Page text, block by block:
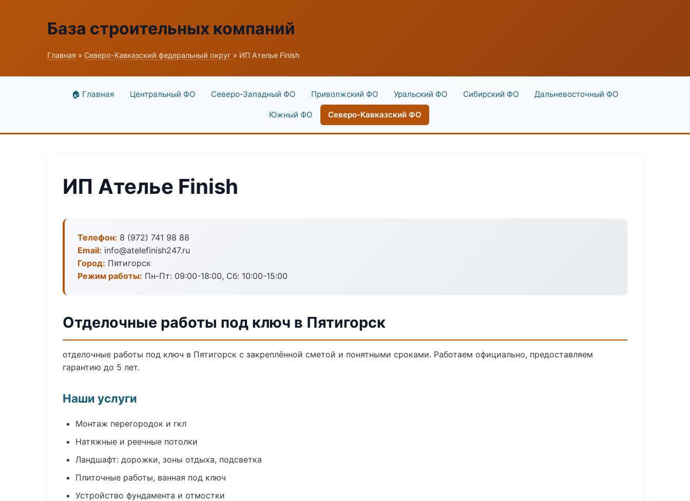
База строительных компаний
Главная » Северо-Кавказский федеральный округ » ИП Ателье Finish
🏠 Главная Центральный ФО Северо-Западный ФО Приволжский ФО Уральский ФО Сибирский ФО Дальневосточный ФО
Южный ФО Северо-Кавказский ФО
ИП Ателье Finish
Телефон: 8 (972) 741 98 88
Email: info@atelefinish247.ru
Город: Пятигорск
Режим работы: Пн-Пт: 09:00-18:00, Сб: 10:00-15:00
Отделочные работы под ключ в Пятигорск
отделочные работы под ключ в Пятигорск с закреплённой сметой и понятными сроками. Работаем официально, предоставляем
гарантию до 5 лет.
Наши услуги
Монтаж перегородок и гкл
Натяжные и реечные потолки
Ландшафт: дорожки, зоны отдыха, подсветка
Плиточные работы, ванная под ключ
Устройство фундамента и отмостки